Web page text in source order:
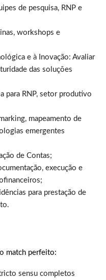
de pesquisa, RNP e
workshops e
e à Inovação: Avaliar
das soluções
para RNP, setor produtivo
mapeamento de
emergentes
de Contas;
execução e
para prestação de
match perfeito:
sensu completos